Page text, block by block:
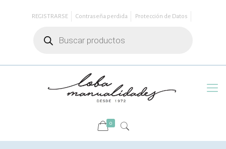
REGISTRARSE Contraseña perdida
Protección de Datos
productos
0